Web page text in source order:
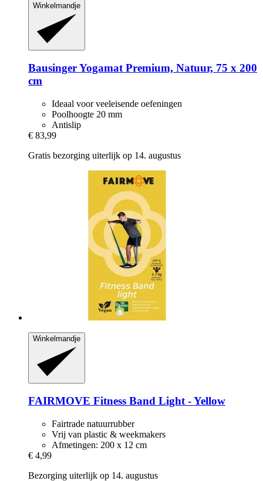
Winkelmandje
BausingerYogamat Premium, Natuur, 75 x 200
cm
Ideaal voor veeleisende oefeningen
Poolhoogte 20 mm
Antislip
€ 83,99
Gratis bezorging uiterlijk op 14. augustus
Winkelmandje
FAIRMOVE Fitness Band Light -​ Yellow
Fairtrade natuurrubber
Vrij van plastic & weekmakers
Afmetingen: 200 x 12 cm
€ 4,99
Bezorging uiterlijk op 14. augustus